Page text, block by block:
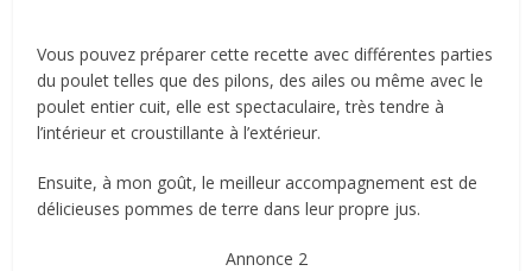
Vous pouvez préparer cette recette avec différentes parties
du poulet telles que des pilons, des ailes ou même avec le
poulet entier cuit, elle est spectaculaire, très tendre à
l’intérieur et croustillante à l’extérieur.
Ensuite, à mon goût, le meilleur accompagnement est de
délicieuses pommes de terre dans leur propre jus.
Annonce 2